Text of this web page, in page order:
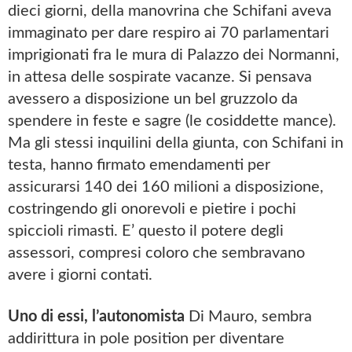
dieci giorni, della manovrina che Schifani aveva
immaginato per dare respiro ai 70 parlamentari
imprigionati fra le mura di Palazzo dei Normanni,
in attesa delle sospirate vacanze. Si pensava
avessero a disposizione un bel gruzzolo da
spendere in feste e sagre (le cosiddette mance).
Ma gli stessi inquilini della giunta, con Schifani in
testa, hanno firmato emendamenti per
assicurarsi 140 dei 160 milioni a disposizione,
costringendo gli onorevoli e pietire i pochi
spiccioli rimasti. E’ questo il potere degli
assessori, compresi coloro che sembravano
avere i giorni contati.
Uno di essi, l’autonomista Di Mauro, sembra
addirittura in pole position per diventare